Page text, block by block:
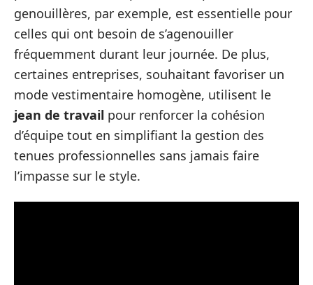
genouillères, par exemple, est essentielle pour
celles qui ont besoin de s’agenouiller
fréquemment durant leur journée. De plus,
certaines entreprises, souhaitant favoriser un
mode vestimentaire homogène, utilisent le
jean de travail pour renforcer la cohésion
d’équipe tout en simplifiant la gestion des
tenues professionnelles sans jamais faire
l’impasse sur le style.